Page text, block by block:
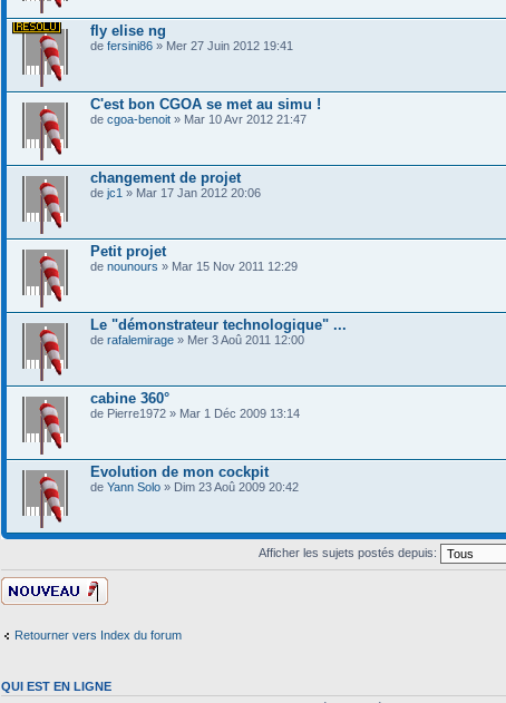
fly elise ng
de fersini86 » Mer 27 Juin 2012 19:41
C'est bon CGOA se met au simu !
de cgoa-benoit » Mar 10 Avr 2012 21:47
changement de projet
de jc1 » Mar 17 Jan 2012 20:06
Petit projet
de nounours » Mar 15 Nov 2011 12:29
Le "démonstrateur technologique" ...
de rafalemirage » Mer 3 Aoû 2011 12:00
cabine 360°
de Pierre1972 » Mar 1 Déc 2009 13:14
Evolution de mon cockpit
de Yann Solo » Dim 23 Aoû 2009 20:42
Afficher les sujets postés depuis:
Ecrire un nouveau
sujet
Retourner vers Index du forum
QUI EST EN LIGNE